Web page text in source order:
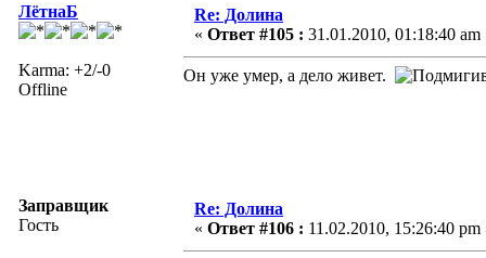
ЛётнаБ
Karma: +2/-0
Offline
Re: Долина
« Ответ #105 : 31.01.2010, 01:18:40 am
Он уже умер, а дело живет.
Заправщик
Гость
Re: Долина
« Ответ #106 : 11.02.2010, 15:26:40 pm